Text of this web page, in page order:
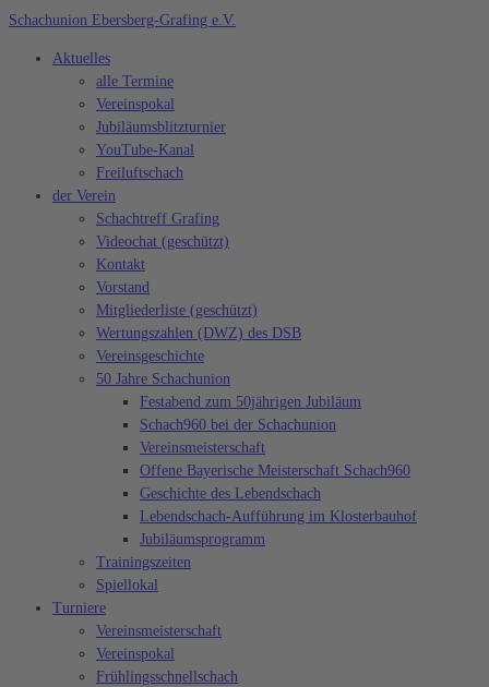
Zum
springen
Schachunion Ebersberg-Grafing e.V.
Aktuelles
alle Termine
Vereinspokal
Jubiläumsblitzturnier
YouTube-Kanal
Freiluftschach
der Verein
Schachtreff Grafing
Videochat (geschützt)
Kontakt
Vorstand
Mitgliederliste (geschützt)
Wertungszahlen (DWZ) des DSB
Vereinsgeschichte
50 Jahre Schachunion
Festabend zum 50jährigen Jubiläum
Schach960 bei der Schachunion
Vereinsmeisterschaft
Offene Bayerische Meisterschaft Schach960
Geschichte des Lebendschach
Lebendschach-Aufführung im Klosterbauhof
Jubiläumsprogramm
Trainingszeiten
Spiellokal
Turniere
Vereinsmeisterschaft
Vereinspokal
Frühlingsschnellschach